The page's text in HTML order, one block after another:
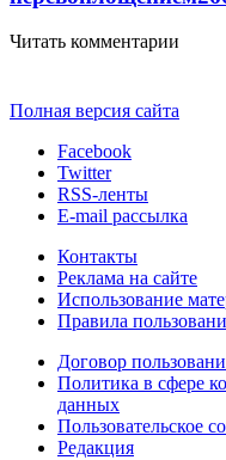
Читать комментарии
Полная версия сайта
Facebook
Twitter
RSS-ленты
E-mail рассылка
Контакты
Реклама на сайте
Использование
Правила
Договор
Политика в сфере
данных
Пользовательское
Редакция